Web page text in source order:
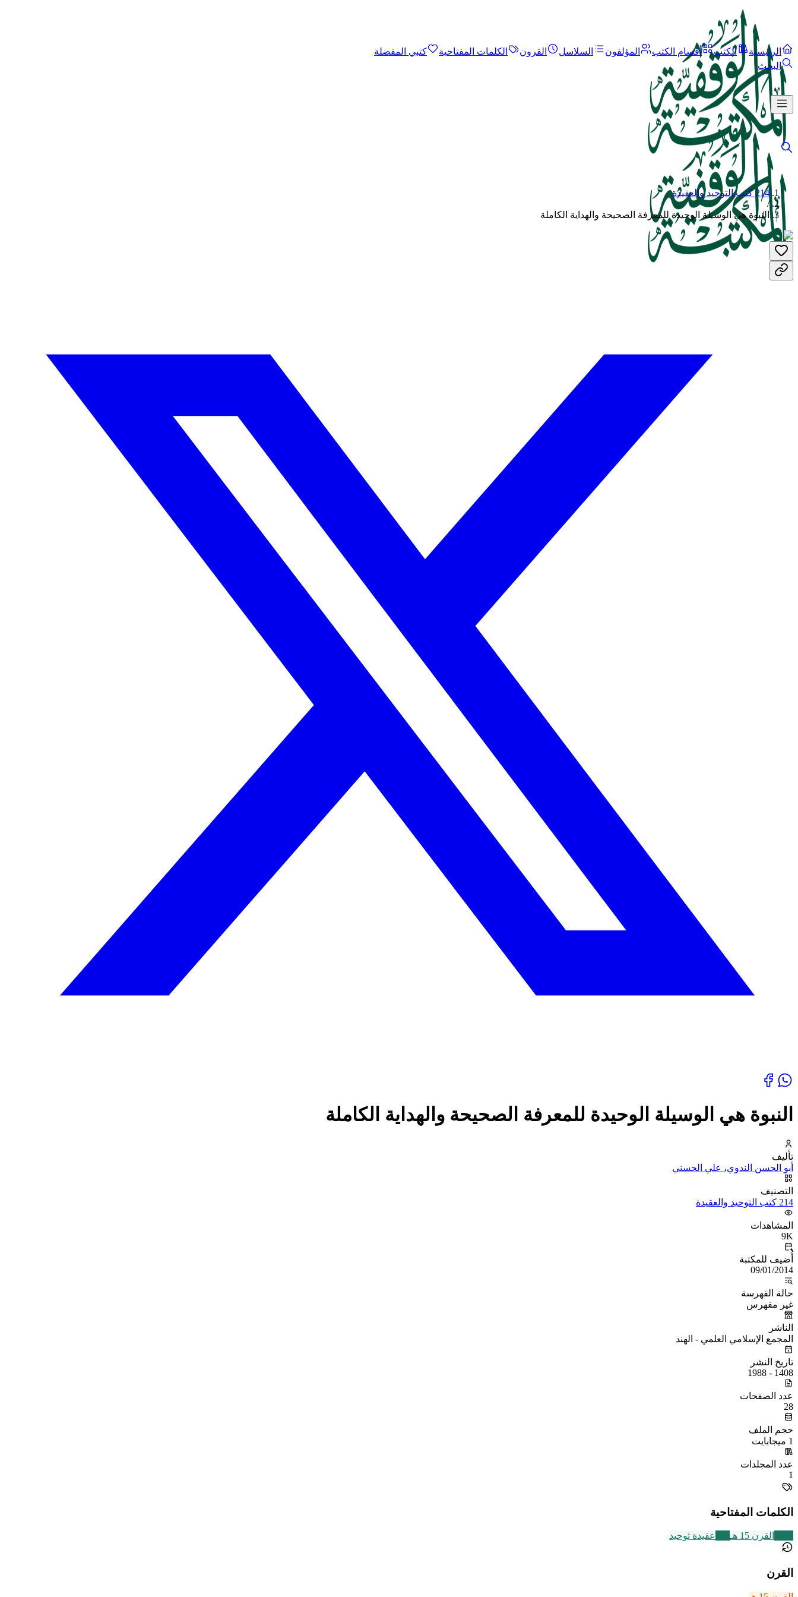
الرئيسية الكتب أقسام الكتب المؤلفون السلاسل القرون الكلمات المفتاحية
كتبي المفضلة
البحث
214 كتب التوحيد والعقيدة
/
النبوة هي الوسيلة الوحيدة للمعرفة الصحيحة والهداية الكاملة
النبوة هي الوسيلة الوحيدة للمعرفة الصحيحة والهداية الكاملة
تأليف
أبو الحسن الندوي، علي الحسني
التصنيف
214 كتب التوحيد والعقيدة
المشاهدات
9K
أُضيف للمكتبة
09/01/2014
حالة الفهرسة
غير مفهرس
الناشر
المجمع الإسلامي العلمي - الهند
تاريخ النشر
1408 - 1988
عدد الصفحات
28
حجم الملف
1 ميجابايت
عدد المجلدات
1
الكلمات المفتاحية
القرن 15 هـ عقيدة توحيد
القرن